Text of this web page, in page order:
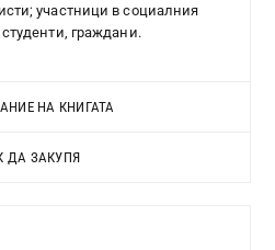
НА КНИГАТА
ДА ЗАКУПЯ
участници в социалния
граждани.